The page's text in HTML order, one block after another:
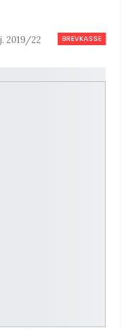
BREVKASSE
2019/22